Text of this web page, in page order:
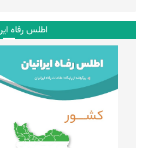
اطلس رفاه